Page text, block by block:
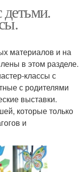
материалов и на
в этом разделе.
классы с
с родителями
выставки.
которые только
и